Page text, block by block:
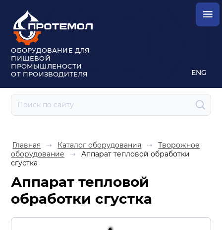
ОБОРУДОВАНИЕ ДЛЯ
ПИЩЕВОЙ
ПРОМЫШЛЕНОСТИ
ОТ ПРОИЗВОДИТЕЛЯ
ENG
Главная ⇢ Каталог оборудования ⇢
Творожное
оборудование
⇢
Аппарат тепловой обработки
сгустка
Аппарат тепловой
обработки сгустка